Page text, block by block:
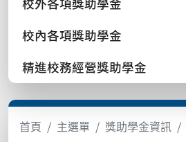
校內各項獎助學金
精進校務經營獎助學金
首頁 主選單 獎助學金資訊